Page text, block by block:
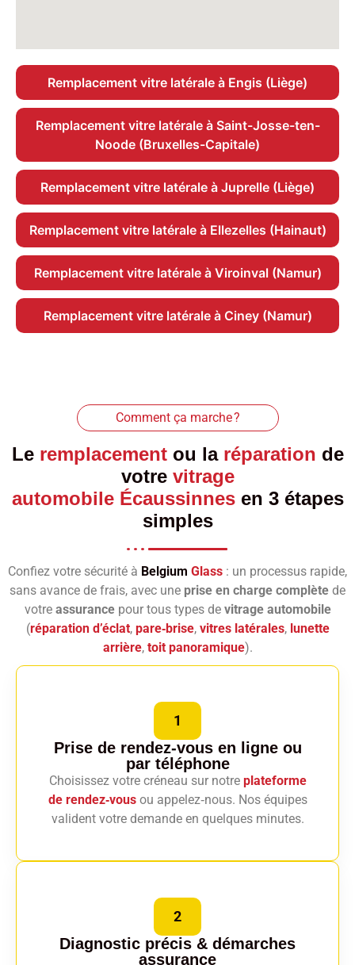
Remplacement vitre latérale à Engis (Liège)
Remplacement vitre latérale à Saint-Josse-ten-
Noode (Bruxelles-Capitale)
Remplacement vitre latérale à Juprelle (Liège)
Remplacement vitre latérale à Ellezelles (Hainaut)
Remplacement vitre latérale à Viroinval (Namur)
Remplacement vitre latérale à Ciney (Namur)
Comment ça marche ?
Le remplacementou la réparation de
votre vitrage
automobile Écaussinnesen 3 étapes
simples
Confiez votre sécurité à Belgium Glass : un processus rapide,
sans avance de frais, avec une prise en charge complète de
votre assurancepour tous types de vitrage automobile
(réparation d’éclat, pare‑brise, vitres latérales, lunette
arrière, toit panoramique).
1
Prise de rendez-vous en ligne ou
par téléphone
Choisissez votre créneau sur notre plateforme
de rendez‑vousou appelez‑nous. Nos équipes
valident votre demande en quelques minutes.
2
Diagnostic précis & démarches
assurance